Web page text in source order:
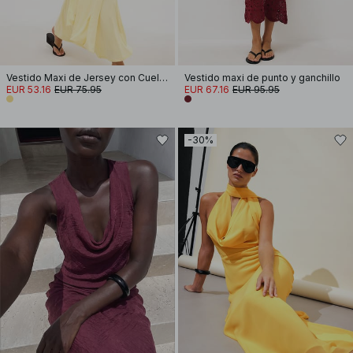
Vestido Maxi de Jersey con Cuello Halter
EUR 53.16 EUR 75.95
Vestido maxi de punto y ganchillo
EUR 67.16 EUR 95.95
-30%